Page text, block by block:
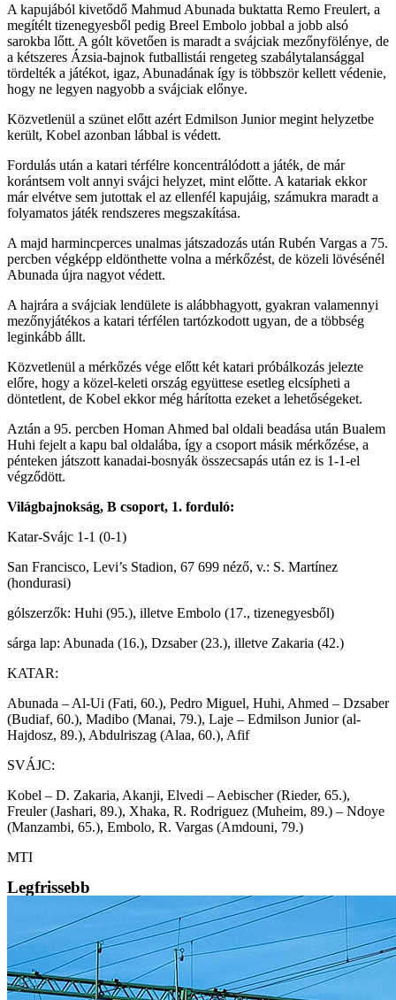
A kapujából kivetődő Mahmud Abunada buktatta Remo Freulert, a
megítélt tizenegyesből pedig Breel Embolo jobbal a jobb alsó
sarokba lőtt. A gólt követően is maradt a svájciak mezőnyfölénye, de
a kétszeres Ázsia-bajnok futballistái rengeteg szabálytalansággal
tördelték a játékot, igaz, Abunadának így is többször kellett védenie,
hogy ne legyen nagyobb a svájciak előnye.
Közvetlenül a szünet előtt azért Edmilson Junior megint helyzetbe
került, Kobel azonban lábbal is védett.
Fordulás után a katari térfélre koncentrálódott a játék, de már
korántsem volt annyi svájci helyzet, mint előtte. A katariak ekkor
már elvétve sem jutottak el az ellenfél kapujáig, számukra maradt a
folyamatos játék rendszeres megszakítása.
A majd harmincperces unalmas játszadozás után Rubén Vargas a 75.
percben végképp eldönthette volna a mérkőzést, de közeli lövésénél
Abunada újra nagyot védett.
A hajrára a svájciak lendülete is alábbhagyott, gyakran valamennyi
mezőnyjátékos a katari térfélen tartózkodott ugyan, de a többség
leginkább állt.
Közvetlenül a mérkőzés vége előtt két katari próbálkozás jelezte
előre, hogy a közel-keleti ország együttese esetleg elcsípheti a
döntetlent, de Kobel ekkor még hárította ezeket a lehetőségeket.
Aztán a 95. percben Homan Ahmed bal oldali beadása után Bualem
Huhi fejelt a kapu bal oldalába, így a csoport másik mérkőzése, a
pénteken játszott kanadai-bosnyák összecsapás után ez is 1-1-el
végződött.
Világbajnokság, B csoport, 1. forduló:
Katar-Svájc 1-1 (0-1)
San Francisco, Levi’s Stadion, 67 699 néző, v.: S. Martínez
(hondurasi)
gólszerzők: Huhi (95.), illetve Embolo (17., tizenegyesből)
sárga lap: Abunada (16.), Dzsaber (23.), illetve Zakaria (42.)
KATAR:
Abunada – Al-Ui (Fati, 60.), Pedro Miguel, Huhi, Ahmed – Dzsaber
(Budiaf, 60.), Madibo (Manai, 79.), Laje – Edmilson Junior (al-
Hajdosz, 89.), Abdulriszag (Alaa, 60.), Afif
SVÁJC:
Kobel – D. Zakaria, Akanji, Elvedi – Aebischer (Rieder, 65.),
Freuler (Jashari, 89.), Xhaka, R. Rodriguez (Muheim, 89.) – Ndoye
(Manzambi, 65.), Embolo, R. Vargas (Amdouni, 79.)
MTI
Legfrissebb